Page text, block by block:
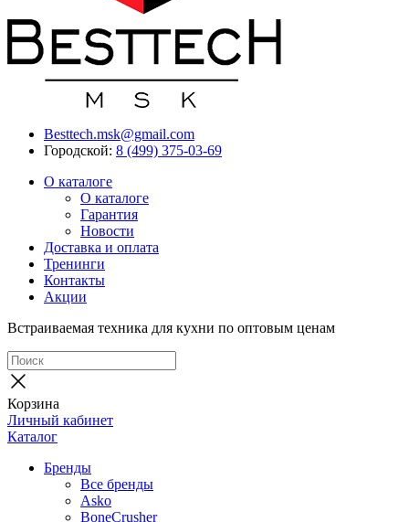
Besttech.msk@gmail.com
Городской: 8 (499) 375-03-69
О каталоге
О каталоге
Гарантия
Новости
Доставка и оплата
Тренинги
Контакты
Акции
Встраиваемая техника для кухни по оптовым ценам
Корзина
Личный кабинет
Каталог
Бренды
Все бренды
Asko
BoneCrusher